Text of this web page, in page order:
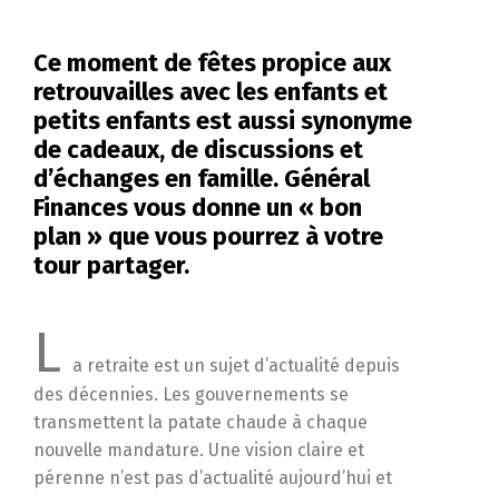
Ce moment de fêtes propice aux
retrouvailles avec les enfants et
petits enfants est aussi synonyme
de cadeaux, de discussions et
d’échanges en famille. Général
Finances vous donne un « bon
plan » que vous pourrez à votre
tour partager.
L
a retraite est un sujet d’actualité depuis
des décennies. Les gouvernements se
transmettent la patate chaude à chaque
nouvelle mandature. Une vision claire et
pérenne n’est pas d’actualité aujourd’hui et